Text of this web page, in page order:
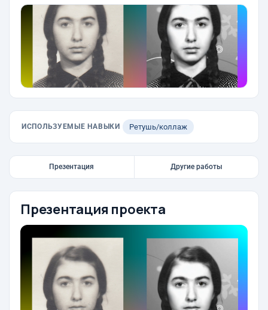
ИСПОЛЬЗУЕМЫЕ НАВЫКИ Ретушь/коллаж
Презентация Другие работы
Презентация проекта